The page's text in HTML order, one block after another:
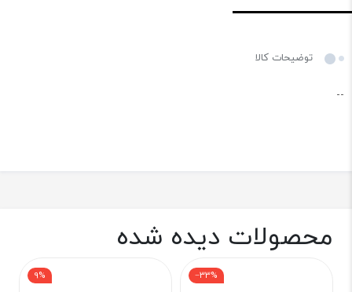
توضیحات کالا
--
محصولات دیده شده
‎−33%
9%